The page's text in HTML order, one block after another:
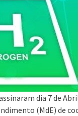
dia 7 de
(MdE) de